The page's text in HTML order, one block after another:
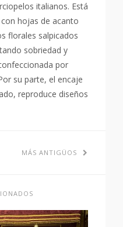
italianos. Está
hojas de acanto
florales salpicados
sobriedad y
por
su parte, el encaje
reproduce diseños
MÁS ANTIGÜOS